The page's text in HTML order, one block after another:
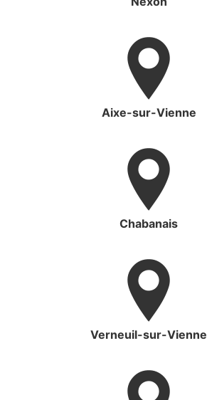
Aixe-sur-Vienne
Chabanais
Verneuil-sur-Vienne